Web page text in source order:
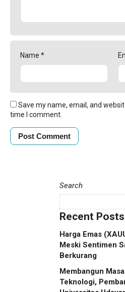
Name *
Save my name, email, and
time I comment.
Search
Recent Posts
Harga Emas
Meski Sentimen
Berkurang
Membangun
Teknologi,